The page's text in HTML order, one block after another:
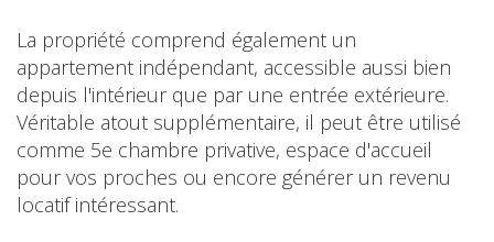
La propriété comprend également un
appartement indépendant, accessible aussi bien
depuis l'intérieur que par une entrée extérieure.
Véritable atout supplémentaire, il peut être utilisé
comme 5e chambre privative, espace d'accueil
pour vos proches ou encore générer un revenu
locatif intéressant.